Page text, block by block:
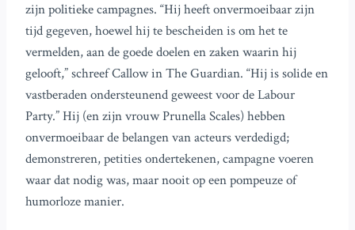
zijn politieke campagnes. “Hij heeft onvermoeibaar zijn
tijd gegeven, hoewel hij te bescheiden is om het te
vermelden, aan de goede doelen en zaken waarin hij
gelooft,” schreef Callow in The Guardian. “Hij is solide en
vastberaden ondersteunend geweest voor de Labour
Party.” Hij (en zijn vrouw Prunella Scales) hebben
onvermoeibaar de belangen van acteurs verdedigd;
demonstreren, petities ondertekenen, campagne voeren
waar dat nodig was, maar nooit op een pompeuze of
humorloze manier.